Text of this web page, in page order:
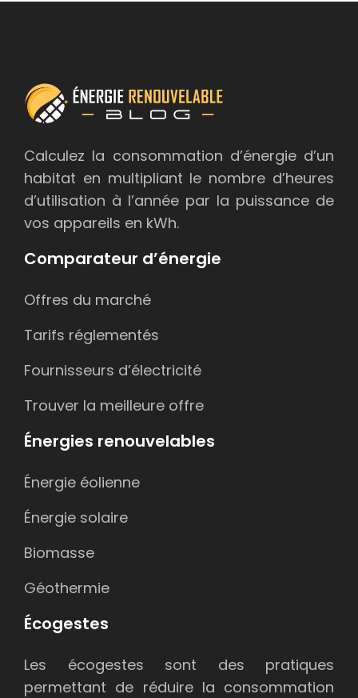
Calculez la consommation d’énergie d’un
habitat en multipliant le nombre d’heures
d’utilisation à l’année par la puissance de
vos appareils en kWh.
Comparateur d’énergie
Offres du marché
Tarifs réglementés
Fournisseurs d’électricité
Trouver la meilleure offre
Énergies renouvelables
Énergie éolienne
Énergie solaire
Biomasse
Géothermie
Écogestes
Les écogestes sont des pratiques
permettant de réduire la consommation